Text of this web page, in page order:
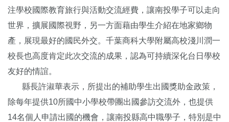
注學校國際教育旅行與活動交流經費，讓南投學子可以走向
世界，擴展國際視野，另一方面藉由學生介紹在地家鄉物
產，展現最好的國民外交。千葉商科大學附屬高校淺川潤一
校長也高度肯定此次交流的成果，認為可持續深化台日學校
友好的情誼。
縣長許淑華表示，所提出的補助學生出國獎助金政策，
除每年提供10所國中小學校帶團出國參訪交流外，也提供
14名個人申請出國的機會，讓南投縣高中職學子，特別是中